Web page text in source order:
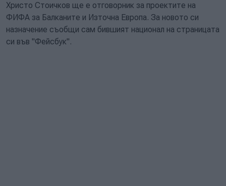
Христо Стоичков ще е отговорник за проектите на
ФИФА за Балканите и Източна Европа. За новото си
назначение съобщи сам бившият национал на страницата
си във "Фейсбук".